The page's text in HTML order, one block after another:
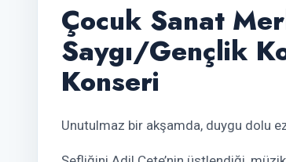
Çocuk Sanat
Saygı/Gençlik
Konseri
Unutulmaz bir akşamda, duygu dolu